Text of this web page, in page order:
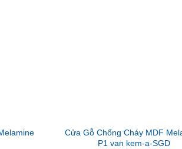
Cửa Gỗ Chống Cháy MDF
P1 van kem-a-SGD